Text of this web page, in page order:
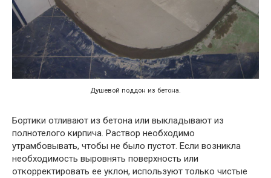
Душевой поддон из бетона.
Бортики отливают из бетона или выкладывают из
полнотелого кирпича. Раствор необходимо
утрамбовывать, чтобы не было пустот. Если возникла
необходимость выровнять поверхность или
откорректировать ее уклон, используют только чистые